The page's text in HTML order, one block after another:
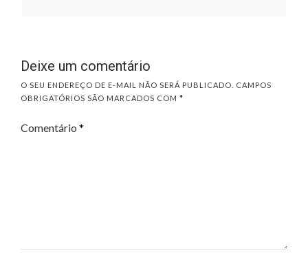
Deixe um comentário
O SEU ENDEREÇO DE E-MAIL NÃO SERÁ PUBLICADO.
CAMPOS
OBRIGATÓRIOS SÃO MARCADOS COM *
Comentário *